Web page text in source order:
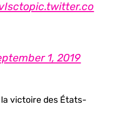
pic.twitter.co
1, 2019
la victoire des États-